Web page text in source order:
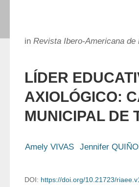
in Revista Ibero-Americana de
LÍDER
AXIOLÓGICO:
MUNICIPAL DE
Amely VIVAS Jennifer
DOI: https://doi.org/10.21723/